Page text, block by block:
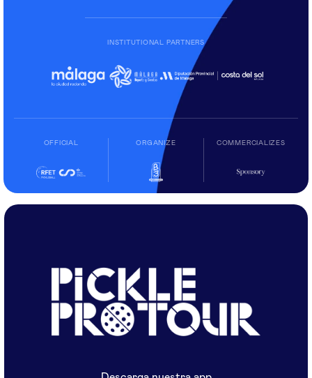
INSTITUTIONAL PARTNERS
OFFICIAL ORGANIZE COMMERCIALIZES